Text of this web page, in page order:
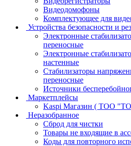
Видеодомофоны
Комплектующее для
Устройства безопасности и
Электронные
переносные
Электронные
настенные
Стабилизаторы
переносные
Источники
Маркетплейсы
Kaspi Магазин ( ТОО
Неразобранное
Сброд для чистки
Товары не входящие в
Коды для повторного